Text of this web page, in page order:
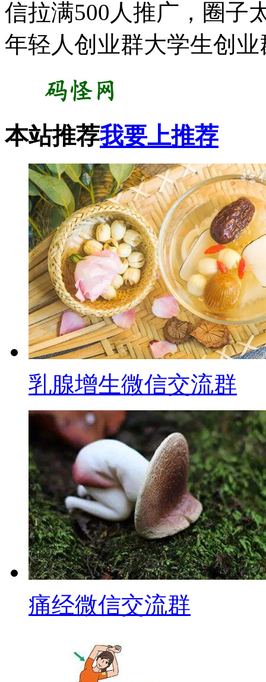
信拉满500人推广，圈子
年轻人创业群大学生创
本站推荐我要上推荐
乳腺增生微信交流群
痛经微信交流群